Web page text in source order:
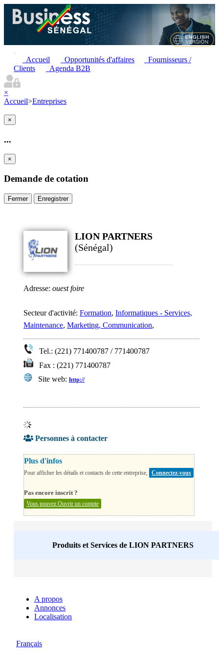
Accueil Opportunités d'affaires
Fournisseurs /
Clients
Agenda B2B
×
Accueil>Entreprises
×
...
×
Demande de cotation
Fermer Enregistrer
LION PARTNERS
(Sénégal)
Adresse: ouest foire
Secteur d'activité: Formation, Informatiques - Services,
Maintenance, Marketing, Communication,
Tel.: (221) 771400787 / 771400787
Fax : (221) 771400787
Site web: http://
Personnes à contacter
Plus d'infos
Pour afficher les détails et contacts de cette entreprise, Connectez-vous
Pas encore inscrit ?
Vous pouvez Ouvrir un compte
Produits et Services de LION PARTNERS
A propos
Annonces
Localisation
Français